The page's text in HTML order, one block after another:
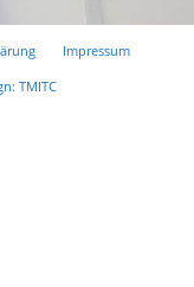
Impressum
TMITC